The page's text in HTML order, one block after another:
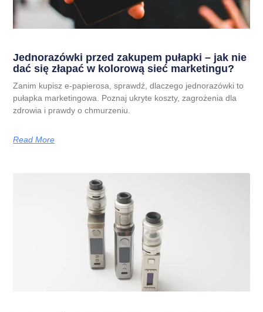
Jednorazówki przed zakupem pułapki – jak nie
dać się złapać w kolorową sieć marketingu?
Zanim kupisz e-papierosa, sprawdź, dlaczego jednorazówki to
pułapka marketingowa. Poznaj ukryte koszty, zagrożenia dla
zdrowia i prawdy o chmurzeniu.
Read More